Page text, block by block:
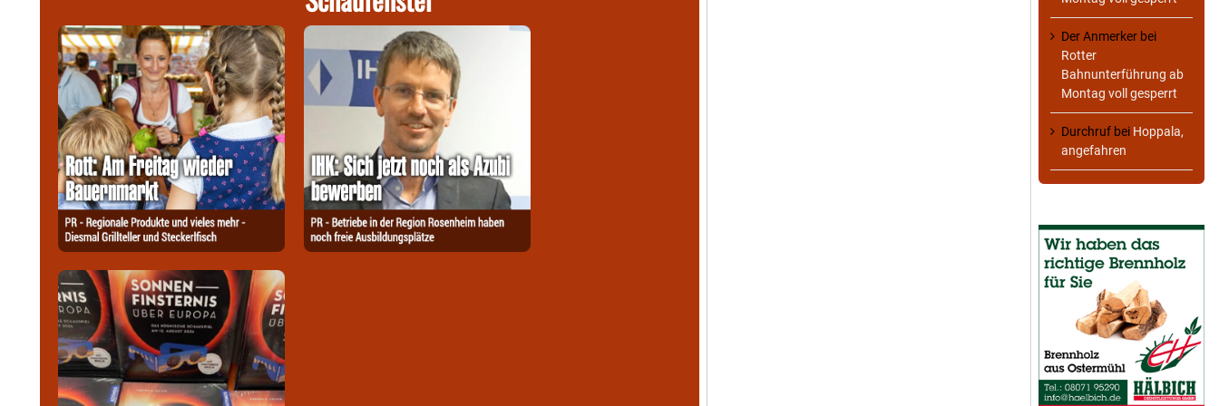
Der Anmerker bei
Rotter
Bahnunterführung ab
Montag voll gesperrt
Durchruf bei Hoppala,
angefahren